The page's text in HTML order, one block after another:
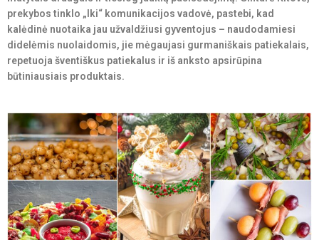
prekybos tinklo „Iki“ komunikacijos vadovė, pastebi, kad
kalėdinė nuotaika jau užvaldžiusi gyventojus – naudodamiesi
didelėmis nuolaidomis, jie mėgaujasi gurmaniškais patiekalais,
repetuoja šventiškus patiekalus ir iš anksto apsirūpina
būtiniausiais produktais.